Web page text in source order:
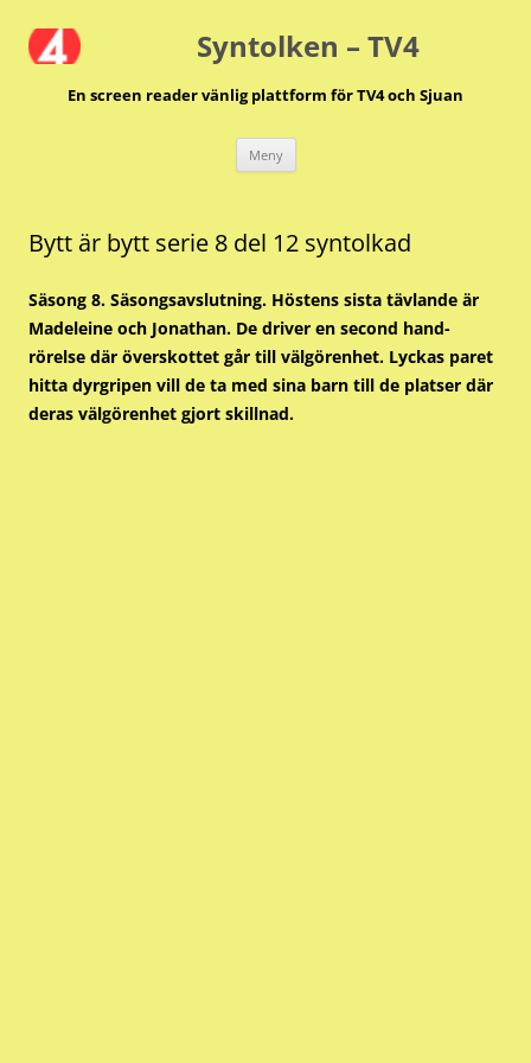
till
innehåll Syntolken – TV4
En screen reader vänlig plattform för TV4 och Sjuan
Meny
Bytt är bytt serie 8 del 12 syntolkad
Säsong 8. Säsongsavslutning. Höstens sista tävlande är
Madeleine och Jonathan. De driver en second hand-
rörelse där överskottet går till välgörenhet. Lyckas paret
hitta dyrgripen vill de ta med sina barn till de platser där
deras välgörenhet gjort skillnad.